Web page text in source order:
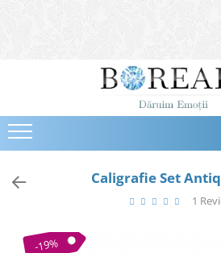
Bijuterii
Cercei
Bratari
Coliere
Tiare
Caligrafie Set
1
-19%